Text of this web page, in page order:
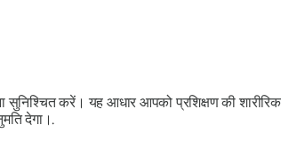
करें। यह आधार आपको प्रशिक्षण की
देगा।.